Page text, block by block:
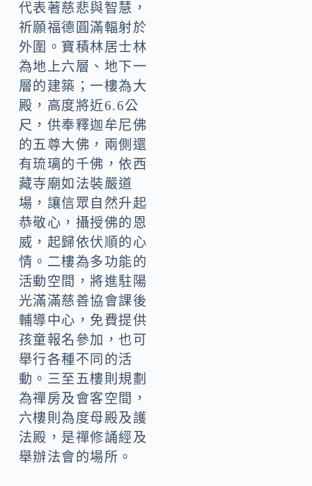
代表著慈悲與智慧，
祈願福德圓滿輻射於
外圍。寶積林居士林
為地上六層、地下一
層的建築；一樓為大
殿，高度將近6.6公
尺，供奉釋迦牟尼佛
的五尊大佛，兩側還
有琉璃的千佛，依西
藏寺廟如法裝嚴道
場，讓信眾自然升起
恭敬心，攝授佛的恩
威，起歸依伏順的心
情。二樓為多功能的
活動空間，將進駐陽
光滿滿慈善協會課後
輔導中心，免費提供
孩童報名參加，也可
舉行各種不同的活
動。三至五樓則規劃
為禪房及會客空間，
六樓則為度母殿及護
法殿，是禪修誦經及
舉辦法會的場所。